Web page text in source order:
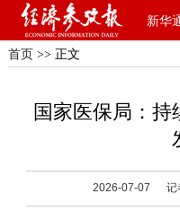
新华
首页 >> 正文
国家医保局：
2026-07-07